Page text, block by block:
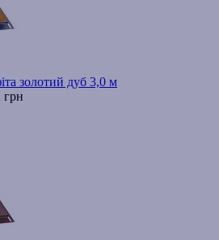
золотий дуб 3,0 м
грн